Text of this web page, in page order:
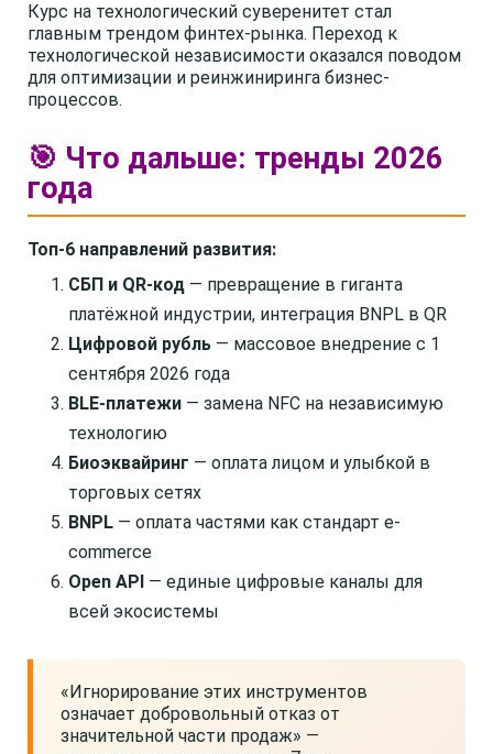
Курс на технологический суверенитет стал
главным трендом финтех-рынка. Переход к
технологической независимости оказался поводом
для оптимизации и реинжиниринга бизнес-
процессов.
🎯 Что дальше: тренды 2026
года
Топ-6 направлений развития:
СБП и QR-код — превращение в гиганта
платёжной индустрии, интеграция BNPL в QR
Цифровой рубль — массовое внедрение с 1
сентября 2026 года
BLE-платежи — замена NFC на независимую
технологию
Биоэквайринг — оплата лицом и улыбкой в
торговых сетях
BNPL — оплата частями как стандарт e-
commerce
Open API — единые цифровые каналы для
всей экосистемы
«Игнорирование этих инструментов
означает добровольный отказ от
значительной части продаж» —